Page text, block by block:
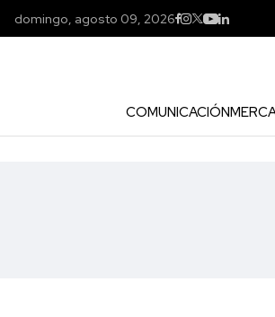
domingo, agosto 09, 2026
COMUNICACIÓN